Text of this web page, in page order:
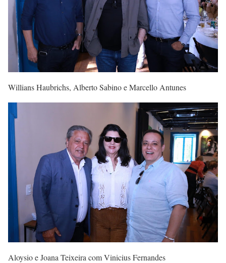
Willians Haubrichs, Alberto Sabino e Marcello Antunes
Aloysio e Joana Teixeira com Vinicius Fernandes